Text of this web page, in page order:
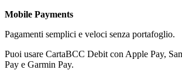
Mobile Payments
Pagamenti semplici e veloci senza portafoglio.
Puoi usare CartaBCC Debit con Apple Pay,
Pay e Garmin Pay.